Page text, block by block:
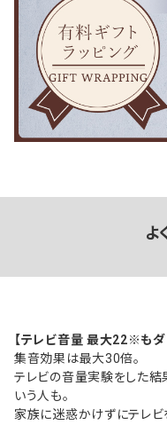
よ
【テレビ音量 最大22※もダ
集音効果は最大30倍。
テレビの音量実験をした結
いう人も。
家族に迷惑かけずにテレビ